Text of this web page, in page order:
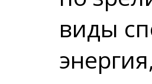
виды